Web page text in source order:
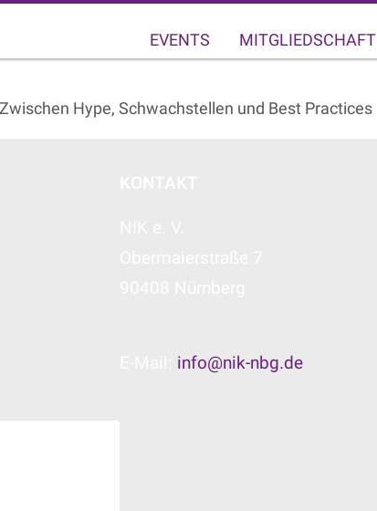
EVENTS MITGLIEDSCHAFT
Hype, Schwachstellen und Best Practices
info@nik-nbg.de